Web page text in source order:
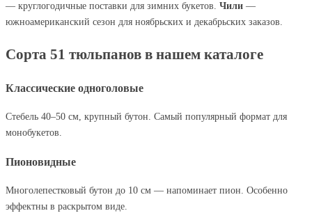
— круглогодичные поставки для зимних букетов. Чили —
южноамериканский сезон для ноябрьских и декабрьских заказов.
Сорта 51 тюльпанов в нашем каталоге
Классические одноголовые
Стебель 40–50 см, крупный бутон. Самый популярный формат для
монобукетов.
Пионовидные
Многолепестковый бутон до 10 см — напоминает пион. Особенно
эффектны в раскрытом виде.